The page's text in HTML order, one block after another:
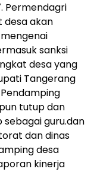
Permendagri
akan
sanksi
desa yang
Tangerang
tutup dan
guru.dan
dan dinas
desa
kinerja